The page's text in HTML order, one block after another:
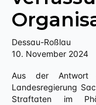
Dessau-Roßlau
10. November 2024
Aus der Antwort auf eine kleine Anfrage an die
Landesregierung
Straftaten im